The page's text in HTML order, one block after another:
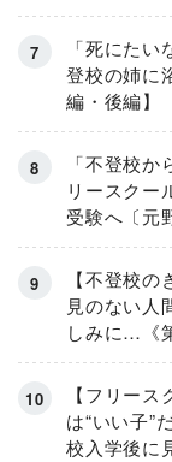
「死にた
登校の姉に
編・後編】
「不登校
リースクー
受験へ〔元
【不登校
見のない人
しみに…《
【フリー
は“いい子”
校入学後に